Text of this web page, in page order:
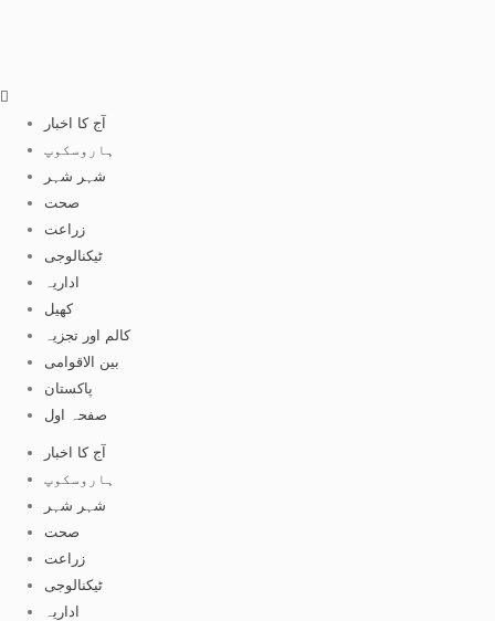
آج کا اخبار
ہاروسکوپ
شہر شہر
صحت
زراعت
ٹیکنالوجی
اداریہ
کھیل
کالم اور تجزیہ
بین الاقوامی
پاکستان
صفحہ اول
آج کا اخبار
ہاروسکوپ
شہر شہر
صحت
زراعت
ٹیکنالوجی
اداریہ